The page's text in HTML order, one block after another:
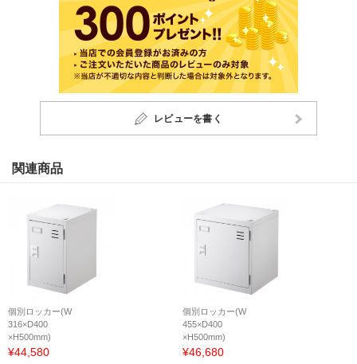
レビューを書く
関連商品
個別ロッカー(W
316×D400
×H500mm)
¥44,580
個別ロッカー(W
455×D400
×H500mm)
¥46,680